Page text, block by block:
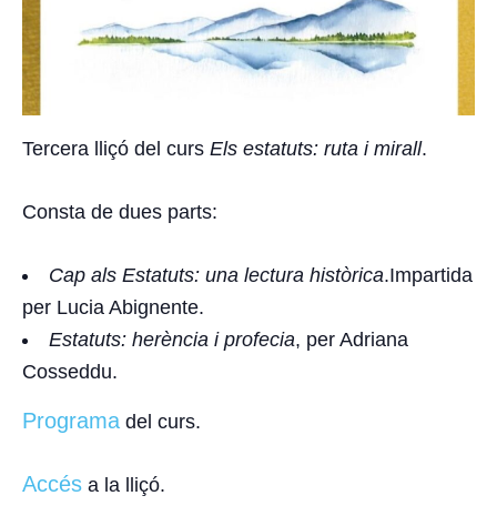
Tercera lliçó del curs Els estatuts: ruta i mirall.
Consta de dues parts:
Cap als Estatuts: una lectura històrica.Impartida
per Lucia Abignente.
Estatuts: herència i profecia, per Adriana
Cosseddu.
Programa del curs.
Accés a la lliçó.